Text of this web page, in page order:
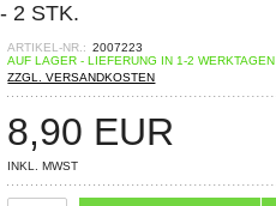
2 STK.
ARTIKEL-NR.: 2007223
AUF LAGER - LIEFERUNG IN 1-2 WERKTAGEN
ZZGL. VERSANDKOSTEN
8,90 EUR
INKL. MWST